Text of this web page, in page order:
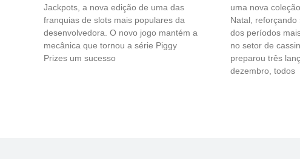
Jackpots, a nova edição de uma das
franquias de slots mais populares da
desenvolvedora. O novo jogo mantém a
mecânica que tornou a série Piggy
Prizes um sucesso
uma nova
Natal,
dos períodos
no setor de
preparou três
dezembro, todos